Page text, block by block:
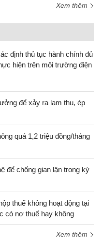
Xem thêm
định thủ tục hành chính đủ
hiện trên môi trường điện
để xảy ra lạm thu, ép
quá 1,2 triệu đồng/tháng
để chống gian lận trong kỳ
thuế không hoạt động tại
có nợ thuế hay không
Xem thêm